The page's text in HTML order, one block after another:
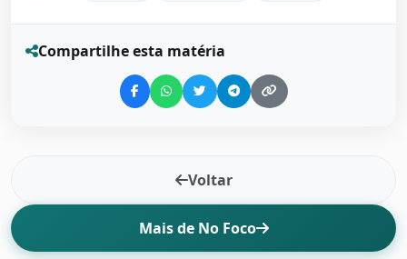
Compartilhe esta matéria
Voltar
Mais de No Foco